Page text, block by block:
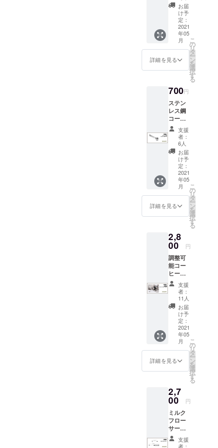
援時の
メール
アドレ
スを備
考欄に
ご記入
い
だし、
輸入関
税につ
いては
支援者
様にて
負担と
なりま
承くだ
さい。
＊別途
ご支援
いただ
いた場
合、
COFFE
EJACK
™ご支
援時の
メール
アドレ
スを備
考欄に
ご記入
くださ
輸入関
税につ
いては
支援者
様にて
別途ご
なりま
す。予
さい。
＊別途
ご支援
いただ
いた場
合、
COFFE
EJACK
™ご支
援時の
メール
アドレ
スを備
考欄に
くださ
い
支援者
様にて
別途ご
負担と
なりま
す。予
めご了
承くだ
いただ
いた場
合、
COFFE
EJACK
™ご支
援時の
メール
アドレ
スを備
考欄に
ご記入
くださ
す。 ＊
本品は
海外か
らの発
送とな
るた
め、価
格には
れてお
ん。 た
だし、
輸入関
税につ
いては
支援者
様にて
別途ご
負担と
なりま
す。予
めご了
さい。
＊別途
いた場
合、
COFFE
EJACK
™ご支
援時の
メール
アドレ
スを備
考欄に
ご記入
くださ
割引】
定価
5600円
より
1400円
OFF 特
徴： - 3
つの
COFFE
EJACK
ケット
を収納
する
EVAト
ラベル
ケース -
蓋付き
の3つの
追加
COFFE
EJACK
™バス
ケット
が付属
します -
金属の
が付属
します
＊こち
らの価
格には
送料が
含まれ
ます。
＊本品
は海外
からの
発送と
なるた
め、価
格には
消費税
は含ま
ん。 た
だし、
輸入関
税につ
いては
支援者
様にて
お届
け予
定：
2021
年05
月
詳細を見る
こ
の
リ
タ
ー
ン
を
選
択
す
る
700円
ステン
レス鋼
コー
ヒース
クープ
【50％
割引】
定価
1400円
より700
円OFF
特徴：
バッグ
シール
クリッ
プ付き
ンレス
鋼製計
量コー
ヒース
クープ
素材：
ステン
レス鋼
サイ
ズ：約
160mm
x35mm
＊こち
らの価
格には
送料が
含まれ
からの
発送と
なるた
め、価
格には
日本の
消費税
は含ま
支援
者：
6人
お届
け予
定：
2021
年05
月
詳細を見る
こ
の
リ
タ
ー
ン
を
選
択
す
る
2,8
00 円
調整可
能コー
ヒーグ
ライン
ダー
【33％
割引】
定価
4200円
より
1400円
OFF 特
徴： -
ステン
レス鋼
素材、
質と耐
久性 -
挽いた
コー
ヒーを
簡単に
分配出
来る革
支援
者：
11人
お届
け予
定：
2021
年05
月
詳細を見る
こ
の
リ
タ
ー
ン
を
選
択
す
る
2,7
00 円
ミルク
フロー
サー
【36％
割引】
支援
者：